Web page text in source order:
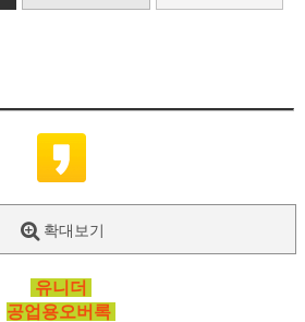
확대보기
유니더
공업용오버록